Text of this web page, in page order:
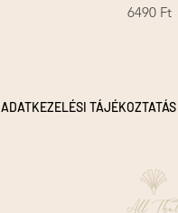
Ár
6490 Ft
ADATKEZELÉSI TÁJÉKOZTATÁS